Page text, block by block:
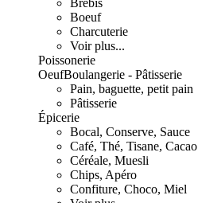
Brebis
Boeuf
Charcuterie
Voir plus...
Poissonerie
OeufBoulangerie - Pâtisserie
Pain, baguette, petit pain
Pâtisserie
Épicerie
Bocal, Conserve, Sauce
Café, Thé, Tisane, Cacao
Céréale, Muesli
Chips, Apéro
Confiture, Choco, Miel